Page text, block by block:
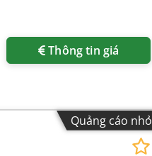
Thông tin giá
Quảng cáo nhỏ